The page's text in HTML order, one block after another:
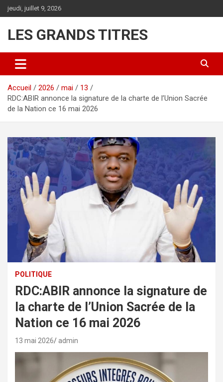
Aller
au
jeudi, juillet 9, 2026
LES GRANDS TITRES
Accueil 2026 mai
13
RDC:ABIR annonce la signature de la charte de l’Union Sacrée
de la Nation ce 16 mai 2026
POLITIQUE
RDC:ABIR annonce la signature de
la charte de l’Union Sacrée de la
Nation ce 16 mai 2026
13 mai 2026 admin